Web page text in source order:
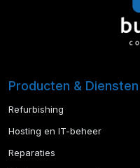
Producten & Diensten
Refurbishing
Hosting en IT-beheer
Reparaties